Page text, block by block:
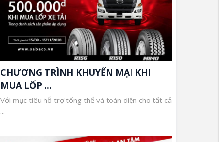
CHƯƠNG TRÌNH KHUYẾN MẠI KHI
MUA LỐP ...
Với mục tiêu hỗ trợ tổng thể và toàn diện cho tất cả
...